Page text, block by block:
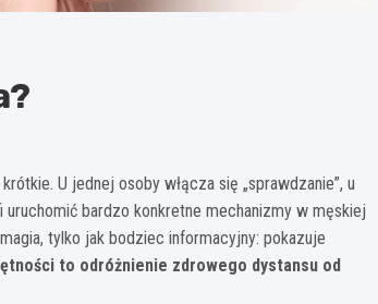
U jednej osoby włącza się „sprawdzanie”, u
bardzo konkretne mechanizmy w męskiej
tylko jak bodziec informacyjny: pokazuje
to odróżnienie zdrowego dystansu od